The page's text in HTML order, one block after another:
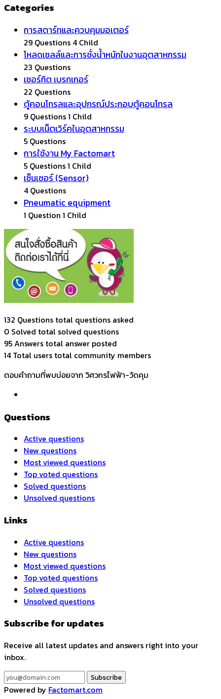
Categories
การสตาร์ทและควบคุมมอเตอร์
29 Questions 4 Child
โหลดเซลล์และการชั่งน้ำหนักในงานอุตสาหกรรม
23 Questions
เซอร์กิต เบรกเกอร์
22 Questions
ตู้คอนโทรลและอุปกรณ์ประกอบตู้คอนโทรล
9 Questions1 Child
ระบบเน็ตเวิร์คในอุตสาหกรรม
5 Questions
การใช้งาน My Factomart
5 Questions1 Child
เซ็นเซอร์ (Sensor)
4 Questions
Pneumatic equipment
1 Question 1 Child
132 Questions total questions asked
0 Solved total solved questions
95 Answers total answer posted
14 Total users total community members
ตอบคำถามที่พบบ่อยจาก วิศวกรไฟฟ้า-วัดคุม
Questions
Active questions
New questions
Most viewed questions
Top voted questions
Solved questions
Unsolved questions
Links
Active questions
New questions
Most viewed questions
Top voted questions
Solved questions
Unsolved questions
Subscribe for updates
Receive all latest updates and answers right into your
inbox.
Subscribe
Powered by Factomart.com